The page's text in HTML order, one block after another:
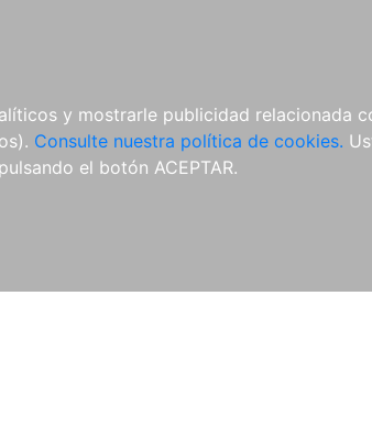
y mostrarle publicidad relacionada
Consulte nuestra política de cookies.
el botón ACEPTAR.